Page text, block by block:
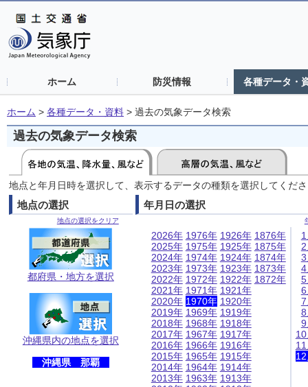
ホーム 防災情報 各種データ・
ホーム > 各種データ・資料 > 過去の気象データ検索
過去の気象データ検索
地点と年月日時を選択して、表示するデータの種類を選択してくだ
地点の選択
地点の選択をクリア
都府県・地方を選択
沖縄県内の地点を選択
沖縄県 那覇
年月日の選択
2026年
2025年
2024年
2023年
2022年
2021年
2020年
2019年
2018年
2017年
2016年
2015年
2014年
2013年
1976年
1975年
1974年
1973年
1972年
1971年
1970年
1969年
1968年
1967年
1966年
1965年
1964年
1963年
1926年
1925年
1924年
1923年
1922年
1921年
1920年
1919年
1918年
1917年
1916年
1915年
1914年
1913年
1876年
1875年
1874年
1873年
1872年